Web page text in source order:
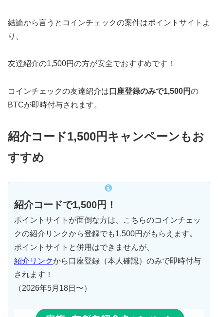
結論から言うとコインチェックの案件はポイントサイトよ
り、
友達紹介の1,500円の方が安全でおすすめです！
コインチェックの友達紹介は 口座登録のみで1,500円の
BTCが即時付与されます。
紹介コード1,500円キャンペーンもお
すすめ
紹介コードで1,500円！
ポイントサイトが面倒な方は、こちらのコインチェッ
クの紹介リンクから登録でも1,500円がもらえます。
ポイントサイトと併用はできませんが、
紹介リンクから口座登録（本人確認）のみで即時付与
されます！
（2026年5月18日〜）